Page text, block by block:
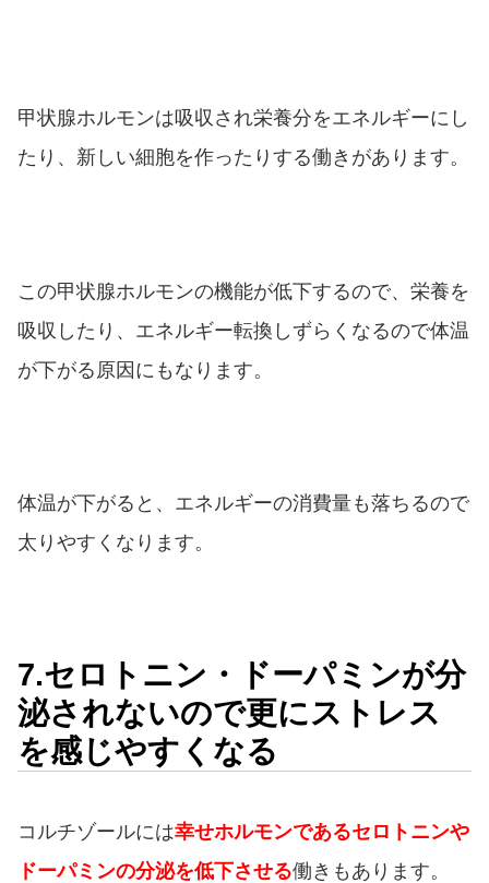
甲状腺ホルモンは吸収され栄養分をエネルギーにし
たり、新しい細胞を作ったりする働きがあります。
この甲状腺ホルモンの機能が低下するので、栄養を
吸収したり、エネルギー転換しずらくなるので体温
が下がる原因にもなります。
体温が下がると、エネルギーの消費量も落ちるので
太りやすくなります。
7.セロトニン・ドーパミンが分
泌されないので更にストレス
を感じやすくなる
コルチゾールには幸せホルモンであるセロトニンや
ドーパミンの分泌を低下させる働きもあります。